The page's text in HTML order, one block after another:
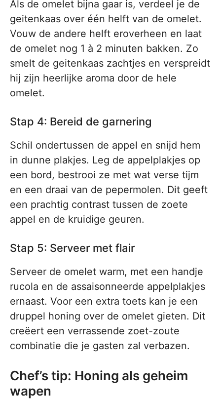
Als de omelet bijna gaar is, verdeel je de
geitenkaas over één helft van de omelet.
Vouw de andere helft eroverheen en laat
de omelet nog 1 à 2 minuten bakken. Zo
smelt de geitenkaas zachtjes en verspreidt
hij zijn heerlijke aroma door de hele
omelet.
Stap 4: Bereid de garnering
Schil ondertussen de appel en snijd hem
in dunne plakjes. Leg de appelplakjes op
een bord, bestrooi ze met wat verse tijm
en een draai van de pepermolen. Dit geeft
een prachtig contrast tussen de zoete
appel en de kruidige geuren.
Stap 5: Serveer met flair
Serveer de omelet warm, met een handje
rucola en de assaisonneerde appelplakjes
ernaast. Voor een extra toets kan je een
druppel honing over de omelet gieten. Dit
creëert een verrassende zoet-zoute
combinatie die je gasten zal verbazen.
Chef’s tip: Honing als geheim
wapen